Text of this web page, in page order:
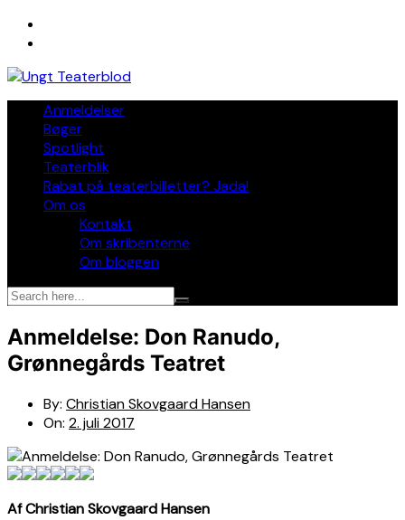
Skip
Anmeldelser
Bøger
Spotlight
Teaterblik
Rabat på teaterbilletter? Jada!
Om os
Kontakt
Om skribenterne
Om bloggen
Anmeldelse: Don Ranudo,
Grønnegårds Teatret
By: Christian Skovgaard Hansen
On: 2. juli 2017
Af Christian Skovgaard Hansen